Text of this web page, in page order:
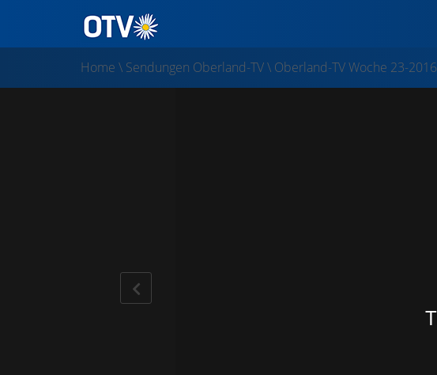
Home \ Sendungen Oberland-TV\ Oberland-TV Woche 23-2016